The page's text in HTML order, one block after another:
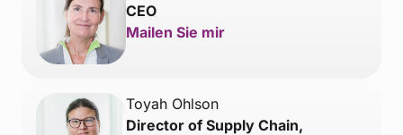
CEO
Mailen Sie mir
Toyah Ohlson
Director of Supply Chain,